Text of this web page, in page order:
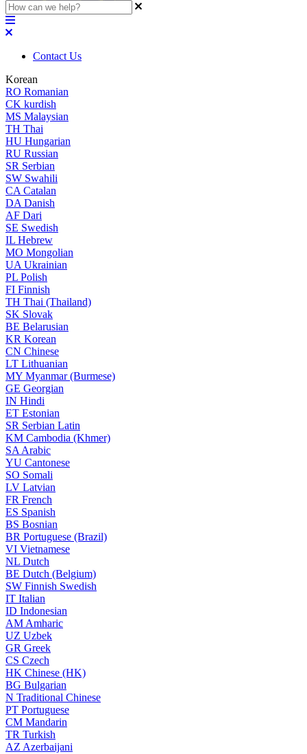
Contact Us
Korean
RO Romanian
CK kurdish
MS Malaysian
TH Thai
HU Hungarian
RU Russian
SR Serbian
SW Swahili
CA Catalan
DA Danish
AF Dari
SE Swedish
IL Hebrew
MO Mongolian
UA Ukrainian
PL Polish
FI Finnish
TH Thai (Thailand)
SK Slovak
BE Belarusian
KR Korean
CN Chinese
LT Lithuanian
MY Myanmar (Burmese)
GE Georgian
IN Hindi
ET Estonian
SR Serbian Latin
KM Cambodia (Khmer)
SA Arabic
YU Cantonese
SO Somali
LV Latvian
FR French
ES Spanish
BS Bosnian
BR Portuguese (Brazil)
VI Vietnamese
NL Dutch
BE Dutch (Belgium)
SW Finnish Swedish
IT Italian
ID Indonesian
AM Amharic
UZ Uzbek
GR Greek
CS Czech
HK Chinese (HK)
BG Bulgarian
N Traditional Chinese
PT Portuguese
CM Mandarin
TR Turkish
AZ Azerbaijani